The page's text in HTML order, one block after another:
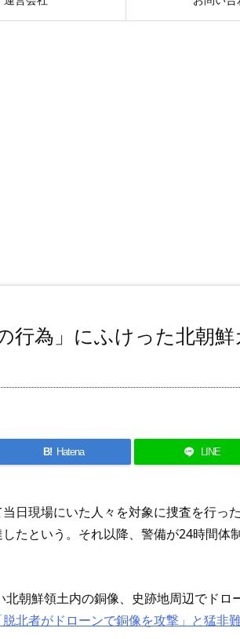
行為」にふけった北朝鮮
B! Hatena LINE
日現場にいた人々を対象に捜査を行った
たという。それ以降、警備が24時間体
朝鮮領土内の銅像、史跡地周辺でドロ
北者がドローンで銅像を攻撃」と猛非